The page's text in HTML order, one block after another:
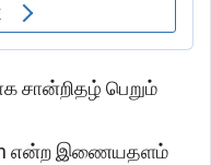
சான்றிதழ் பெறும்
என்ற இணையதளம்